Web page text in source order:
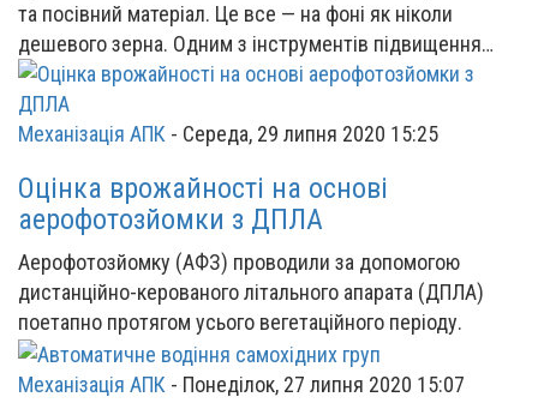
та посівний матеріал. Це все — на фоні як ніколи
дешевого зерна. Одним з інструментів підвищення…
Механізація АПК - Середа, 29 липня 2020 15:25
Оцінка врожайності на основі
аерофотозйомки з ДПЛА
Аерофотозйомку (АФЗ) проводили за допомогою
дистанційно-керованого літального апарата (ДПЛА)
поетапно протягом усього вегетаційного періоду.
Механізація АПК - Понеділок, 27 липня 2020 15:07